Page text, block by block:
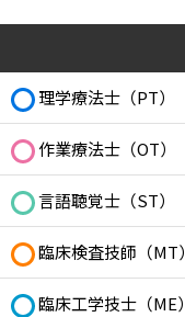
理学療法士（PT）
作業療法士（OT）
言語聴覚士（ST）
臨床検査技師（MT）
臨床工学技士（ME）